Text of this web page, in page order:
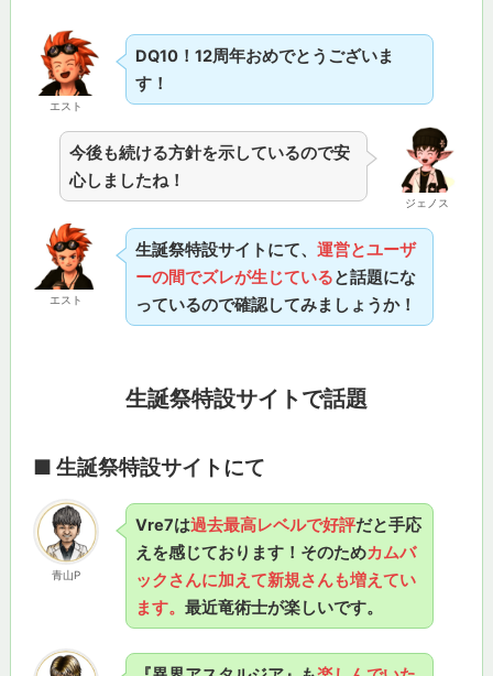
エスト
DQ10！12周年おめでとうございま
す！
ジェノス
今後も続ける方針を示しているので安
心しましたね！
エスト
生誕祭特設サイトにて、 運営とユーザ
ーの間でズレが生じていると話題にな
っているので確認してみましょうか！
生誕祭特設サイトで話題
■ 生誕祭特設サイトにて
青山P
Vre7は過去最高レベルで好評だと手応
えを感じております！そのためカムバ
ックさんに加えて新規さんも増えてい
ます。 最近竜術士が楽しいです。